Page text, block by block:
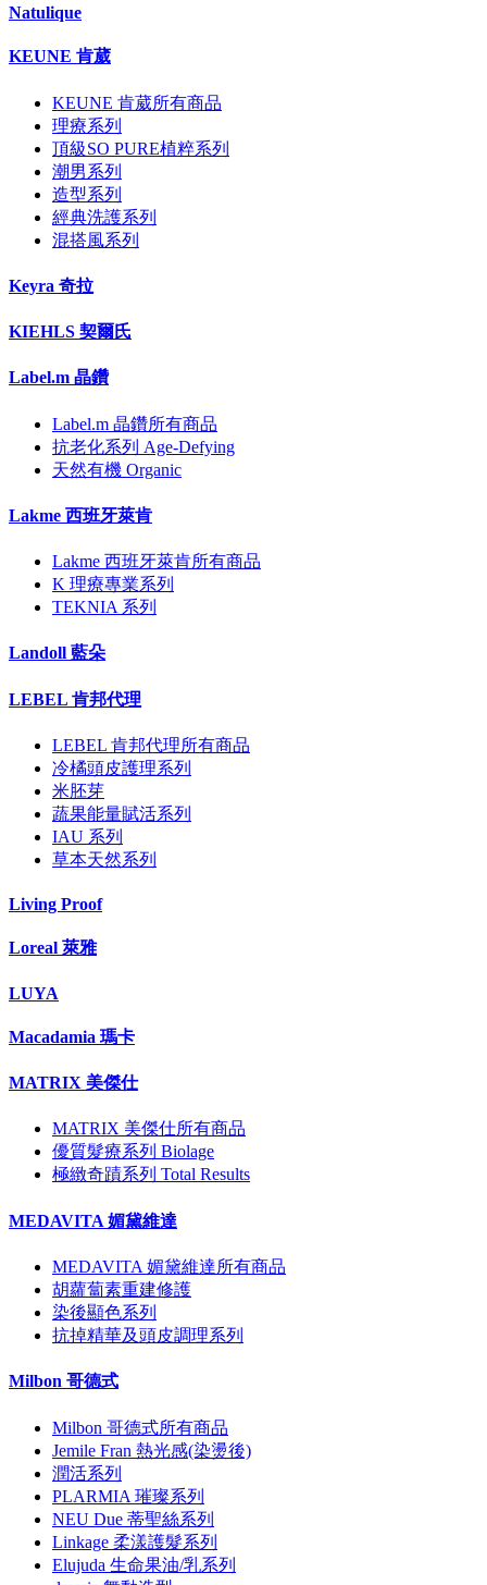
Natulique
KEUNE 肯葳
KEUNE 肯葳所有商品
理療系列
頂級SO PURE植粹系列
潮男系列
造型系列
經典洗護系列
混搭風系列
Keyra 奇拉
KIEHLS 契爾氏
Label.m 晶鑽
Label.m 晶鑽所有商品
抗老化系列 Age-Defying
天然有機 Organic
Lakme 西班牙萊肯
Lakme 西班牙萊肯所有商品
K 理療專業系列
TEKNIA 系列
Landoll 藍朵
LEBEL 肯邦代理
LEBEL 肯邦代理所有商品
冷橘頭皮護理系列
米胚芽
蔬果能量賦活系列
IAU 系列
草本天然系列
Living Proof
Loreal 萊雅
LUYA
Macadamia 瑪卡
MATRIX 美傑仕
MATRIX 美傑仕所有商品
優質髮療系列 Biolage
極緻奇蹟系列 Total Results
MEDAVITA 媚黛維達
MEDAVITA 媚黛維達所有商品
胡蘿蔔素重建修護
染後顯色系列
抗掉精華及頭皮調理系列
Milbon 哥德式
Milbon 哥德式所有商品
Jemile Fran 熱光感(染燙後)
潤活系列
PLARMIA 璀璨系列
NEU Due 蒂聖絲系列
Linkage 柔漾護髮系列
Elujuda 生命果油/乳系列